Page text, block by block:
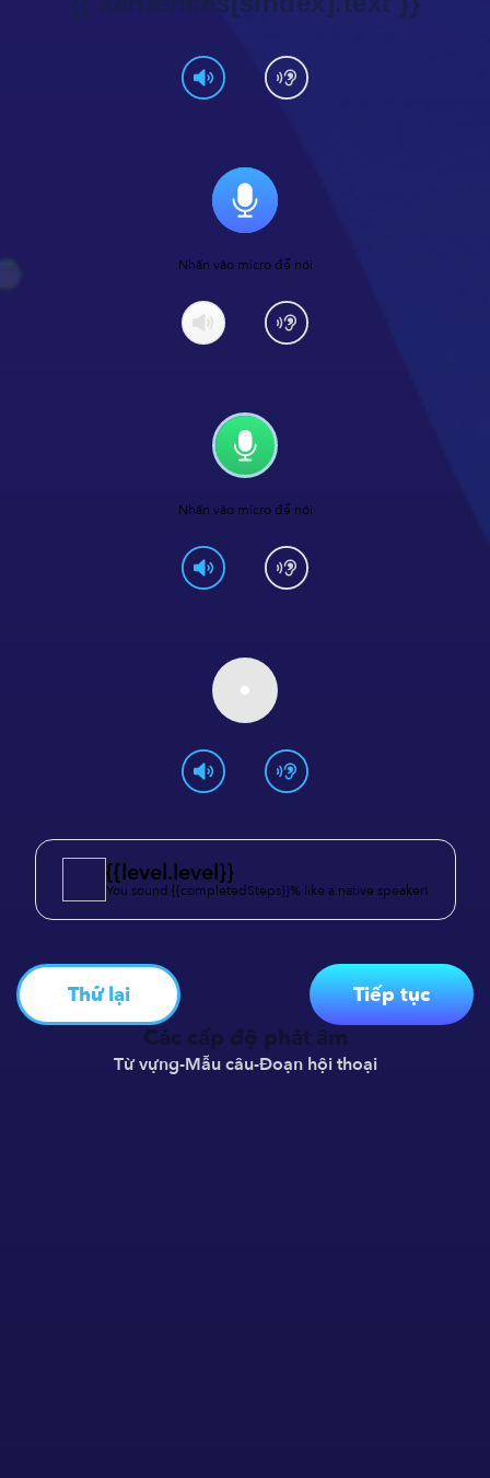
Nhấn vào micro để nói
Nhấn vào micro để nói
{{level.level}}
You sound {{completedSteps}}% like a native speaker!
Thử lại Tiếp tục
Các cấp độ phát âm
Từ vựng-Mẫu câu-Đoạn hội thoại